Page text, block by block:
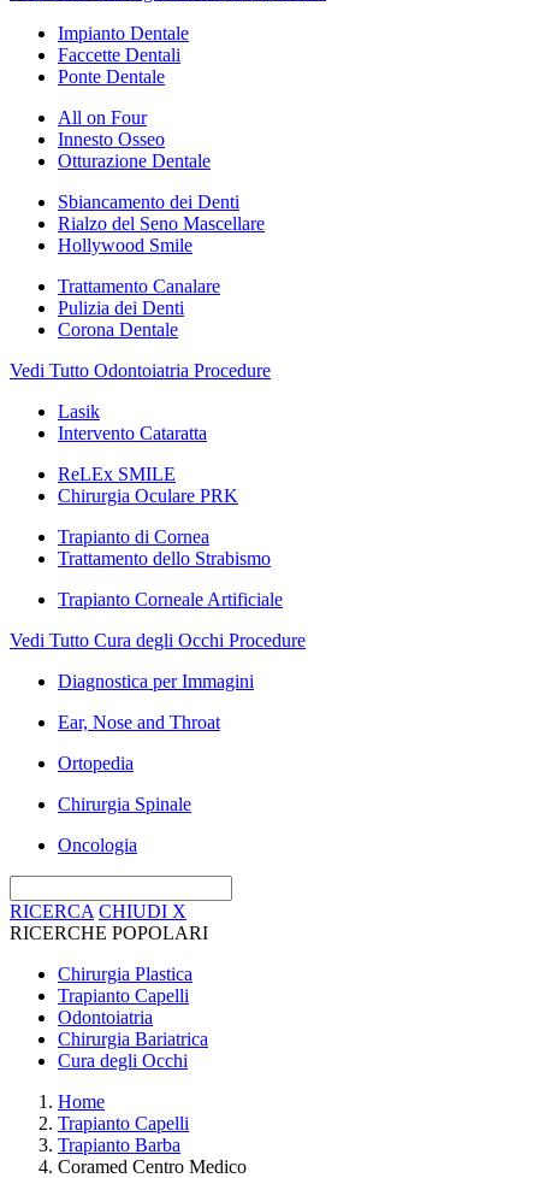
Impianto Dentale
Faccette Dentali
Ponte Dentale
All on Four
Innesto Osseo
Otturazione Dentale
Sbiancamento dei Denti
Rialzo del Seno Mascellare
Hollywood Smile
Trattamento Canalare
Pulizia dei Denti
Corona Dentale
Vedi Tutto Odontoiatria Procedure
Lasik
Intervento Cataratta
ReLEx SMILE
Chirurgia Oculare PRK
Trapianto di Cornea
Trattamento dello Strabismo
Trapianto Corneale Artificiale
Vedi Tutto Cura degli Occhi Procedure
Diagnostica per Immagini
Ear, Nose and Throat
Ortopedia
Chirurgia Spinale
Oncologia
RICERCA CHIUDI X
RICERCHE POPOLARI
Chirurgia Plastica
Trapianto Capelli
Odontoiatria
Chirurgia Bariatrica
Cura degli Occhi
Home
Trapianto Capelli
Trapianto Barba
Coramed Centro Medico